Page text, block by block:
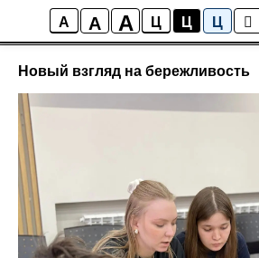
A A A Ц Ц Ц
Новости ИСТОКА
Новый взгляд на бережливость